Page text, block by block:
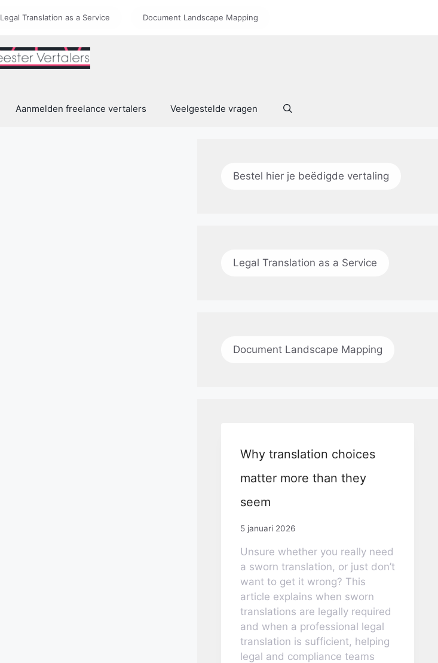
Legal Translation as a Service Document Landscape Mapping
Aanmelden freelance vertalers Veelgestelde vragen
Bestel hier je beëdigde vertaling
Legal Translation as a Service
Document Landscape Mapping
Why translation choices
matter more than they
seem
5 januari 2026
Unsure whether you really need
a sworn translation, or just don’t
want to get it wrong? This
article explains when sworn
translations are legally required
and when a professional legal
translation is sufficient, helping
legal and compliance teams